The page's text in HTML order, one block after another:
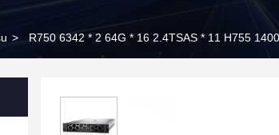
> R750 6342 * 2 64G * 16 2.4TSAS * 11 H755